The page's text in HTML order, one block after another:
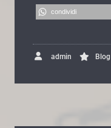
condividi
admin Blog